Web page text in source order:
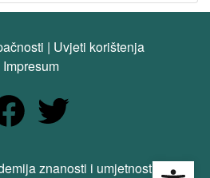
| Uvjeti korištenja
Impresum
znanosti i umjetnosti. Sva